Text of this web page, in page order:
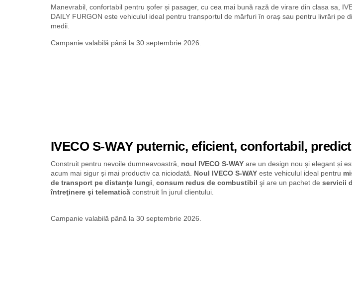
Manevrabil, confortabil pentru șofer și pasager, cu cea mai bună rază de virare din clasa sa,
DAILY FURGON este vehiculul ideal pentru transportul de mărfuri în oraș sau pentru livrări pe
medii.
Campanie valabilă până la 30 septembrie 2026.
IVECO S-WAY puternic, eficient, confortabil,
Construit pentru nevoile dumneavoastră, noul IVECO S-WAY are un design nou și elegant și
acum mai sigur și mai productiv ca niciodată. Noul IVECO S-WAY este vehiculul ideal pentru
de transport pe distanțe lungi consum redus de combustibil şi are un pachet de servicii
întreţinere şi telematică construit în jurul clientului.
Campanie valabilă până la 30 septembrie 2026.